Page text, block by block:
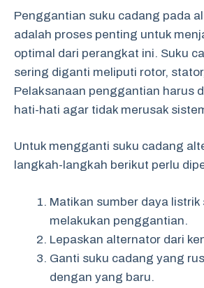
Penggantian suku cadang pada
adalah proses penting untuk
optimal dari perangkat ini. Suku
sering diganti meliputi rotor,
Pelaksanaan penggantian harus
hati-hati agar tidak merusak
Untuk mengganti suku cadang
langkah-langkah berikut perlu
Matikan sumber daya listrik
melakukan penggantian.
Lepaskan alternator dari
Ganti suku cadang yang
dengan yang baru.